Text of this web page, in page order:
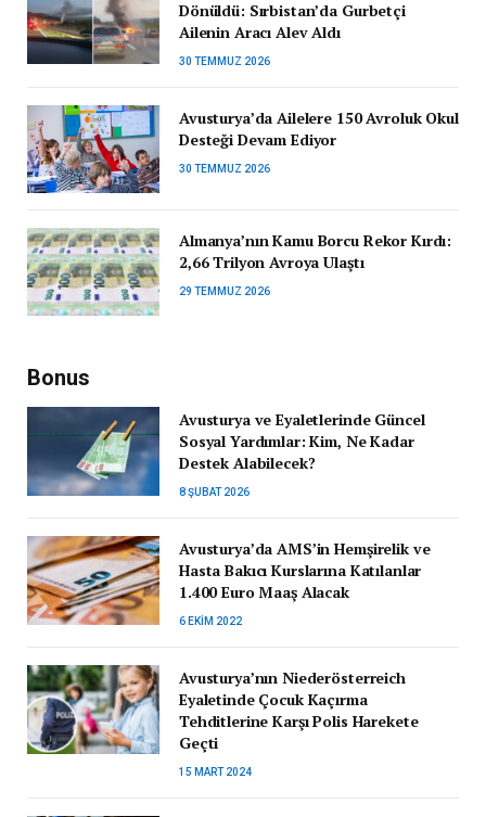
Dönüldü: Sırbistan’da Gurbetçi
Ailenin Aracı Alev Aldı
30 TEMMUZ 2026
Avusturya’da Ailelere 150 Avroluk Okul
Desteği Devam Ediyor
30 TEMMUZ 2026
Almanya’nın Kamu Borcu Rekor Kırdı:
2,66 Trilyon Avroya Ulaştı
29 TEMMUZ 2026
Bonus
Avusturya ve Eyaletlerinde Güncel
Sosyal Yardımlar: Kim, Ne Kadar
Destek Alabilecek?
8 ŞUBAT 2026
Avusturya’da AMS’in Hemşirelik ve
Hasta Bakıcı Kurslarına Katılanlar
1.400 Euro Maaş Alacak
6 EKIM 2022
Avusturya’nın Niederösterreich
Eyaletinde Çocuk Kaçırma
Tehditlerine Karşı Polis Harekete
Geçti
15 MART 2024